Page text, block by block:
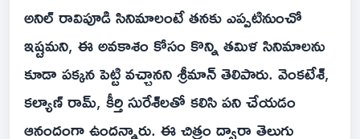
అనిల్ రావిపూడి సినిమాలంటే తనకు ఎప్పటినుంచో
ఇష్టమని, ఈ అవకాశం కోసం కొన్ని తమిళ సినిమాలను
కూడా పక్కన పెట్టి వచ్చానని శ్రీమాన్ తెలిపారు. వెంకటేశ్,
కల్యాణ్ రామ్, కీర్తి సురేశ్‌లతో కలిసి పని చేయడం
ఆనందంగా ఉందన్నారు. ఈ చిత్రం ద్వారా తెలుగు